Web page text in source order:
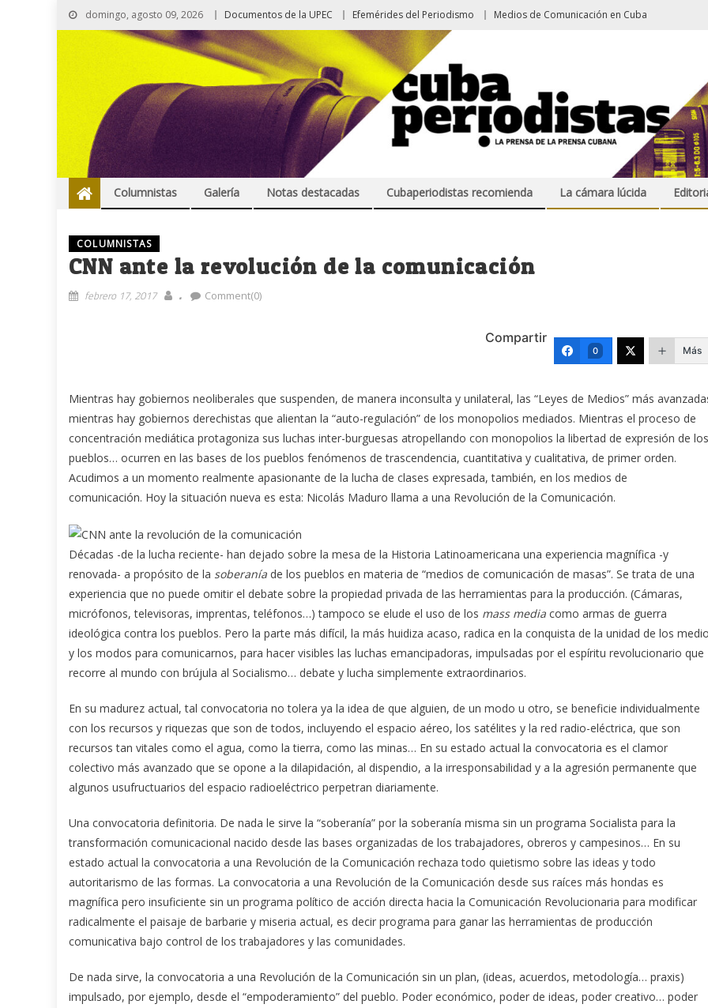
domingo, agosto 09, 2026 Documentos de la UPEC Efemérides del Periodismo Medios de Comunicación en Cuba
Columnistas Galería Notas destacadas Cubaperiodistas recomienda La cámara lúcida
COLUMNISTAS
CNN ante la revolución de la comunicación
febrero 17, 2017 . Comment(0)
Compartir
0 Más
Mientras hay gobiernos neoliberales que suspenden, de manera inconsulta y unilateral, las “Leyes de Medios” más
mientras hay gobiernos derechistas que alientan la “auto-regulación” de los monopolios mediados. Mientras el proceso de
concentración mediática protagoniza sus luchas inter-burguesas atropellando con monopolios la libertad de expresión de los
pueblos… ocurren en las bases de los pueblos fenómenos de trascendencia, cuantitativa y cualitativa, de primer orden.
Acudimos a un momento realmente apasionante de la lucha de clases expresada, también, en los medios de
comunicación. Hoy la situación nueva es esta: Nicolás Maduro llama a una Revolución de la Comunicación.
Décadas -de la lucha reciente- han dejado sobre la mesa de la Historia Latinoamericana una experiencia magnífica -y
renovada- a propósito de la soberanía de los pueblos en materia de “medios de comunicación de masas”. Se trata de una
experiencia que no puede omitir el debate sobre la propiedad privada de las herramientas para la producción. (Cámaras,
micrófonos, televisoras, imprentas, teléfonos…) tampoco se elude el uso de los mass media como armas de guerra
ideológica contra los pueblos. Pero la parte más difícil, la más huidiza acaso, radica en la conquista de la unidad de los
y los modos para comunicarnos, para hacer visibles las luchas emancipadoras, impulsadas por el espíritu revolucionario que
recorre al mundo con brújula al Socialismo… debate y lucha simplemente extraordinarios.
En su madurez actual, tal convocatoria no tolera ya la idea de que alguien, de un modo u otro, se beneficie individualmente
con los recursos y riquezas que son de todos, incluyendo el espacio aéreo, los satélites y la red radio-eléctrica, que son
recursos tan vitales como el agua, como la tierra, como las minas… En su estado actual la convocatoria es el clamor
colectivo más avanzado que se opone a la dilapidación, al dispendio, a la irresponsabilidad y a la agresión permanente que
algunos usufructuarios del espacio radioeléctrico perpetran diariamente.
Una convocatoria definitoria. De nada le sirve la “soberanía” por la soberanía misma sin un programa Socialista para la
transformación comunicacional nacido desde las bases organizadas de los trabajadores, obreros y campesinos… En su
estado actual la convocatoria a una Revolución de la Comunicación rechaza todo quietismo sobre las ideas y todo
autoritarismo de las formas. La convocatoria a una Revolución de la Comunicación desde sus raíces más hondas es
magnífica pero insuficiente sin un programa político de acción directa hacia la Comunicación Revolucionaria para modificar
radicalmente el paisaje de barbarie y miseria actual, es decir programa para ganar las herramientas de producción
comunicativa bajo control de los trabajadores y las comunidades.
De nada sirve, la convocatoria a una Revolución de la Comunicación sin un plan, (ideas, acuerdos, metodología… praxis)
impulsado, por ejemplo, desde el “empoderamiento” del pueblo. Poder económico, poder de ideas, poder creativo… poder